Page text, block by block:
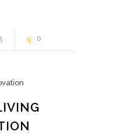
0